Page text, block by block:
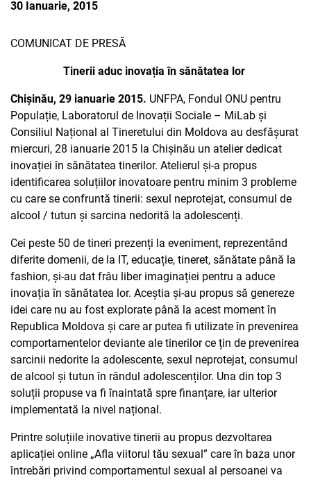
MEDIA
RAPORT ANUAL
EDUCAȚIA SEXUALĂ
DREPTURI SEXUALE
DE LA PARTENERII
PUBLICAȚII
CONTACTE
30 Ianuarie, 2015
COMUNICAT DE PRESĂ
Tinerii aduc inovația în sănătatea lor
Chișinău, 29 ianuarie 2015. UNFPA, Fondul ONU pentru
Populație, Laboratorul de Inovații Sociale – MiLab și
Consiliul Național al Tineretului din Moldova au desfășurat
miercuri, 28 ianuarie 2015 la Chișinău un atelier dedicat
inovației în sănătatea tinerilor. Atelierul și-a propus
identificarea soluțiilor inovatoare pentru minim 3 probleme
cu care se confruntă tinerii: sexul neprotejat, consumul de
alcool / tutun și sarcina nedorită la adolescenți.
Cei peste 50 de tineri prezenți la eveniment, reprezentând
diferite domenii, de la IT, educație, tineret, sănătate până la
fashion, și-au dat frâu liber imaginației pentru a aduce
inovația în sănătatea lor. Aceștia și-au propus să genereze
idei care nu au fost explorate până la acest moment în
Republica Moldova și care ar putea fi utilizate în prevenirea
comportamentelor deviante ale tinerilor ce țin de prevenirea
sarcinii nedorite la adolescente, sexul neprotejat, consumul
de alcool și tutun în rândul adolescenților. Una din top 3
soluții propuse va fi înaintată spre finanțare, iar ulterior
implementată la nivel național.
Printre soluțiile inovative tinerii au propus dezvoltarea
aplicației online „Afla viitorul tău sexual” care în baza unor
întrebări privind comportamentul sexual al persoanei va